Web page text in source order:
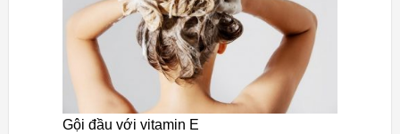
Gội đầu với vitamin E